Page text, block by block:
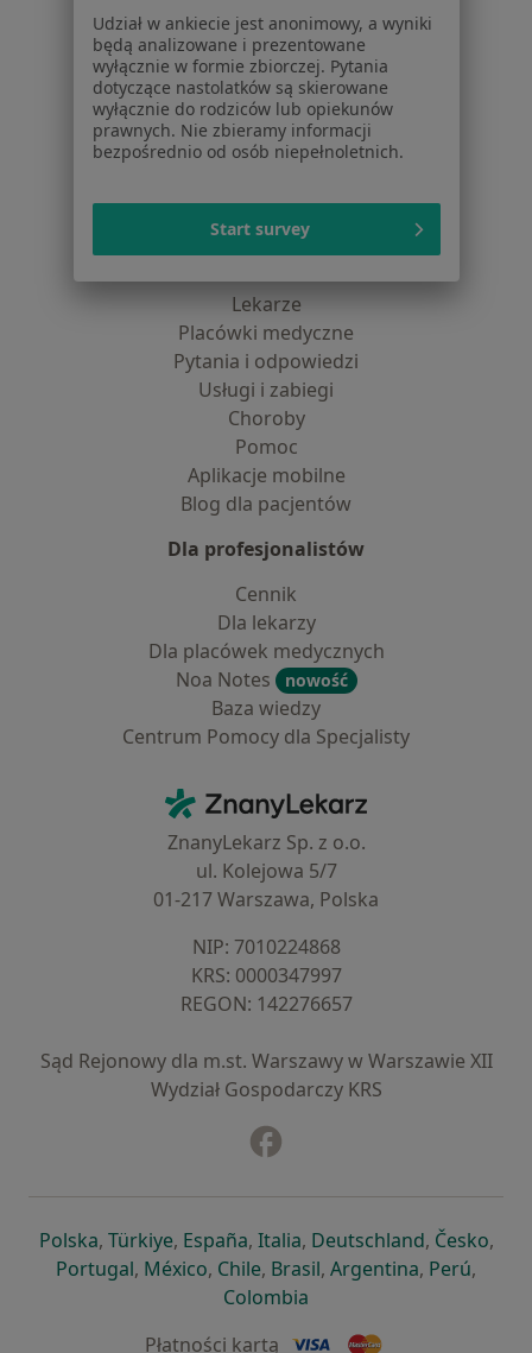
Polityka cookies
Jak działają wyniki wyszukiwania
Dostępność
O nas
Praca Rekrutujemy!
Partnerzy
Dla pacjentów
Lekarze
Placówki medyczne
Pytania i odpowiedzi
Usługi i zabiegi
Choroby
Pomoc
Aplikacje mobilne
Blog dla pacjentów
Dla profesjonalistów
Cennik
Dla lekarzy
Dla placówek medycznych
Noa Notes
nowość
Baza wiedzy
Centrum Pomocy dla Specjalisty
ZnanyLekarz - Strona główna
ZnanyLekarz Sp. z o.o.
ul. Kolejowa 5/7
01-217 Warszawa, Polska
NIP: ⁠7010224868
KRS: ⁠0000347997
REGON: ⁠142276657
Sąd Rejonowy dla m.st. Warszawy w Warszawie XII
Wydział Gospodarczy KRS
Polskaotwiera się w nowej karcie
, Türkiyeotwiera się w nowej karcie
, Españaotwiera się w nowej karcie
, Italiaotwiera się w nowej
, Deutschlandotwiera się
, Česko,
Portugalotwiera się w nowej karcie
, Méxicootwiera się w nowej karcie
, Chileotwiera się w nowej karcie
, Brasilotwiera się w nowej
, Argentinaotwiera się
, Perú,
Colombia
Płatności kartą
Udział w ankiecie jest anonimowy, a wyniki
będą analizowane i prezentowane
wyłącznie w formie zbiorczej. Pytania
dotyczące nastolatków są skierowane
wyłącznie do rodziców lub opiekunów
prawnych. Nie zbieramy informacji
bezpośrednio od osób niepełnoletnich.
Start survey